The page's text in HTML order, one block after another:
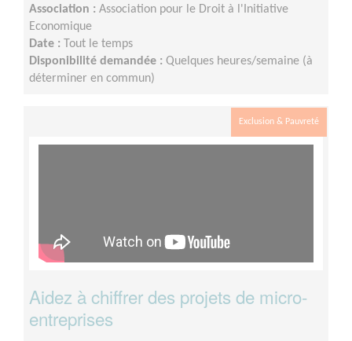
Association : Association pour le Droit à l'Initiative
Economique
Date :
Tout le temps
Disponibilité demandée : Quelques heures/semaine (à
déterminer en commun)
Exclusion & Pauvreté
Aidez à chiffrer des projets de micro-
entreprises